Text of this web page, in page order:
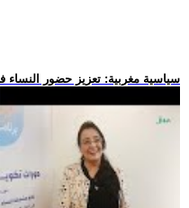
.. سياسية مغربية: تعزيز حضور النساء